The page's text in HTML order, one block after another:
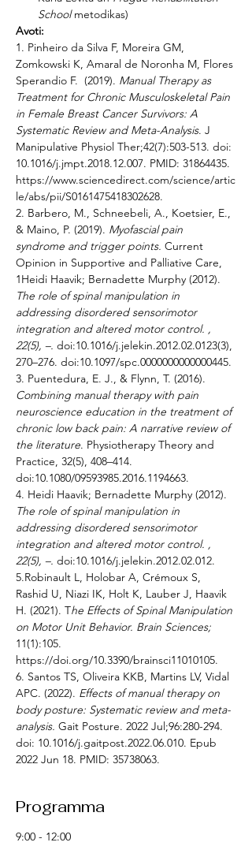
School metodikas)
Avoti:
1. Pinheiro da Silva F, Moreira GM,
Zomkowski K, Amaral de Noronha M, Flores
Sperandio F.  (2019). Manual Therapy as
Treatment for Chronic Musculoskeletal Pain
in Female Breast Cancer Survivors: A
Systematic Review and Meta-Analysis. J
Manipulative Physiol Ther;42(7):503-513. doi:
10.1016/j.jmpt.2018.12.007. PMID: 31864435.
https://www.sciencedirect.com/science/artic
le/abs/pii/S0161475418302628.
2. Barbero, M., Schneebeli, A., Koetsier, E.,
& Maino, P. (2019). Myofascial pain
syndrome and trigger points. Current
Opinion in Supportive and Palliative Care,
1Heidi Haavik; Bernadette Murphy (2012).
The role of spinal manipulation in
addressing disordered sensorimotor
integration and altered motor control. ,
22(5), –. doi:10.1016/j.jelekin.2012.02.0123(3),
270–276. doi:10.1097/spc.0000000000000445.
3. Puentedura, E. J., & Flynn, T. (2016).
Combining manual therapy with pain
neuroscience education in the treatment of
chronic low back pain: A narrative review of
the literature. Physiotherapy Theory and
Practice, 32(5), 408–414.
doi:10.1080/09593985.2016.1194663.
4. Heidi Haavik; Bernadette Murphy (2012).
The role of spinal manipulation in
addressing disordered sensorimotor
integration and altered motor control. ,
22(5), –. doi:10.1016/j.jelekin.2012.02.012.
5.Robinault L, Holobar A, Crémoux S,
Rashid U, Niazi IK, Holt K, Lauber J, Haavik
H. (2021). The Effects of Spinal Manipulation
on Motor Unit Behavior. Brain Sciences;
11(1):105.
https://doi.org/10.3390/brainsci11010105.
6. Santos TS, Oliveira KKB, Martins LV, Vidal
APC. (2022). Effects of manual therapy on
body posture: Systematic review and meta-
analysis. Gait Posture. 2022 Jul;96:280-294.
doi: 10.1016/j.gaitpost.2022.06.010. Epub
2022 Jun 18. PMID: 35738063.
Programma
9:00 - 12:00